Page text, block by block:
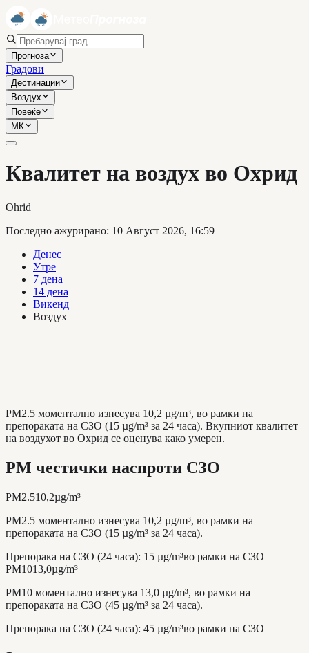
Прогноза
Градови
Дестинации
Воздух
Повеќе
МК
Квалитет на воздух во Охрид
Ohrid
Последно ажурирано: 10 Август 2026, 16:59
Денес
Утре
7 дена
14 дена
Викенд
Воздух
PM2.5 моментално изнесува 10,2 µg/m³, во рамки на
препораката на СЗО (15 µg/m³ за 24 часа). Вкупниот квалитет
на воздухот во Охрид се оценува како умерен.
PM честички наспроти СЗО
PM2.510,2µg/m³
PM2.5 моментално изнесува 10,2 µg/m³, во рамки на
препораката на СЗО (15 µg/m³ за 24 часа).
Препорака на СЗО (24 часа): 15 µg/m³во рамки на СЗО
PM1013,0µg/m³
PM10 моментално изнесува 13,0 µg/m³, во рамки на
препораката на СЗО (45 µg/m³ за 24 часа).
Препорака на СЗО (24 часа): 45 µg/m³во рамки на СЗО